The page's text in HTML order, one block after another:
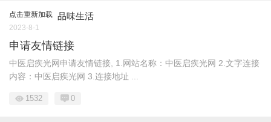
点击重新加载 品味生活
2023-8-1
申请友情链接
中医启疾光网申请友情链接, 1.网站名称：中医启疾光网 2.文字连接
内容：中医启疾光网 3.连接地址 ...
1532 0